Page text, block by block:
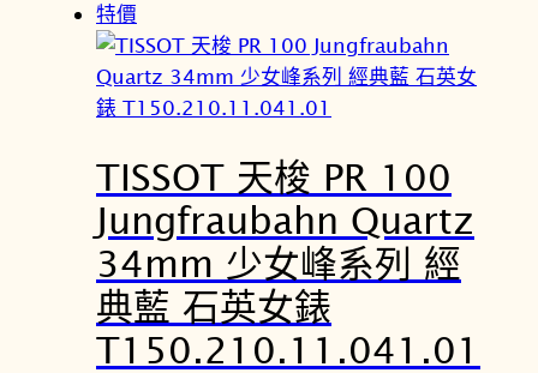
特價
TISSOT 天梭 PR 100
Jungfraubahn Quartz
34mm 少女峰系列 經
典藍 石英女錶
T150.210.11.041.01